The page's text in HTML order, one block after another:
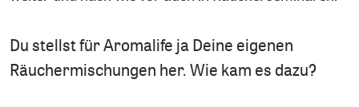
Du stellst für Aromalife ja Deine eigenen
Räuchermischungen her. Wie kam es dazu?